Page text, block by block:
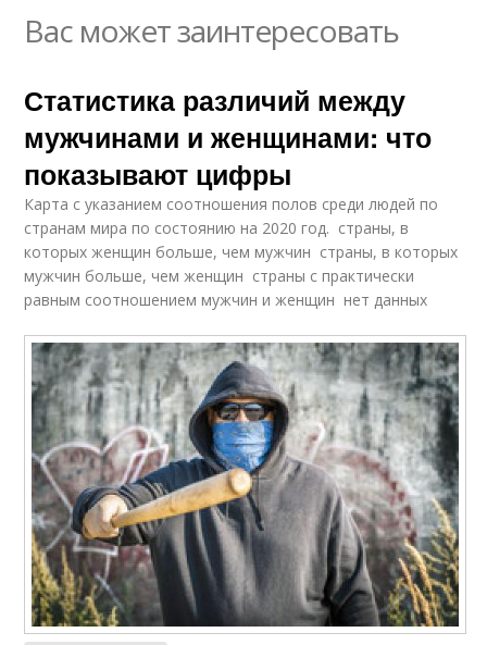
Вас может заинтересовать
Статистика различий между
мужчинами и женщинами: что
показывают цифры
Карта с указанием соотношения полов среди людей по
странам мира по состоянию на 2020 год. страны, в
которых женщин больше, чем мужчин страны, в которых
мужчин больше, чем женщин страны с практически
равным соотношением мужчин и женщин нет данных